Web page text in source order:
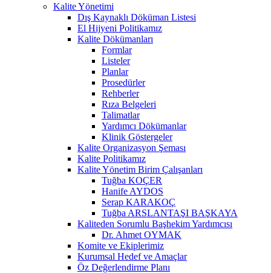
Kalite Yönetimi
Dış Kaynaklı Döküman Listesi
El Hijyeni Politikamız
Kalite Dökümanları
Formlar
Listeler
Planlar
Prosedürler
Rehberler
Rıza Belgeleri
Talimatlar
Yardımcı Dökümanlar
Klinik Göstergeler
Kalite Organizasyon Şeması
Kalite Politikamız
Kalite Yönetim Birim Çalışanları
Tuğba KOÇER
Hanife AYDOS
Serap KARAKOÇ
Tuğba ARSLANTAŞI BAŞKAYA
Kaliteden Sorumlu Başhekim Yardımcısı
Dr. Ahmet OYMAK
Komite ve Ekiplerimiz
Kurumsal Hedef ve Amaçlar
Öz Değerlendirme Planı